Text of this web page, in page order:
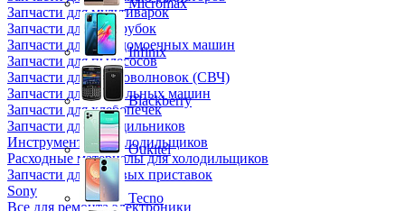
Запчасти для мультиварок
Запчасти для мясорубок
Запчасти для посудомоечных машин
Запчасти для пылесосов
Запчасти для микроволновок (СВЧ)
Запчасти для стиральных машин
Запчасти для хлебопечек
Запчасти для холодильников
Инструмент для холодильщиков
Расходные материалы для холодильщиков
Запчасти для игровых приставок
Sony
Все для ремонта электроники
Micromax
Infinix
Blackberry
Oukitel
Tecno